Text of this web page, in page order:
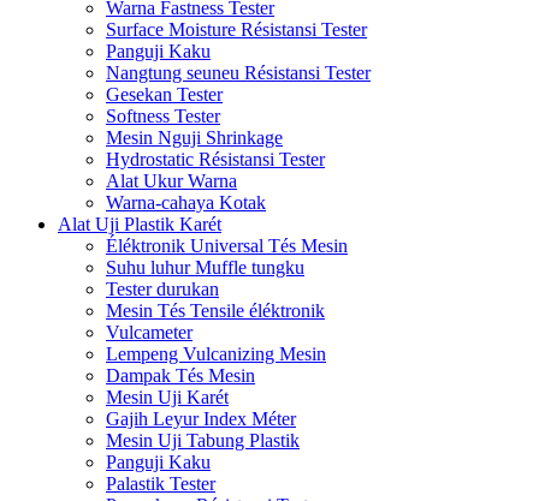
Warna Fastness Tester
Surface Moisture Résistansi Tester
Panguji Kaku
Nangtung seuneu Résistansi Tester
Gesekan Tester
Softness Tester
Mesin Nguji Shrinkage
Hydrostatic Résistansi Tester
Alat Ukur Warna
Warna-cahaya Kotak
Alat Uji Plastik Karét
Éléktronik Universal Tés Mesin
Suhu luhur Muffle tungku
Tester durukan
Mesin Tés Tensile éléktronik
Vulcameter
Lempeng Vulcanizing Mesin
Dampak Tés Mesin
Mesin Uji Karét
Gajih Leyur Index Méter
Mesin Uji Tabung Plastik
Panguji Kaku
Palastik Tester